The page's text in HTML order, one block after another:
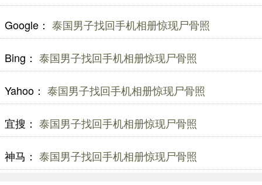
Google： 泰国男子找回手机相册惊现尸骨照
Bing： 泰国男子找回手机相册惊现尸骨照
Yahoo： 泰国男子找回手机相册惊现尸骨照
宜搜： 泰国男子找回手机相册惊现尸骨照
神马： 泰国男子找回手机相册惊现尸骨照